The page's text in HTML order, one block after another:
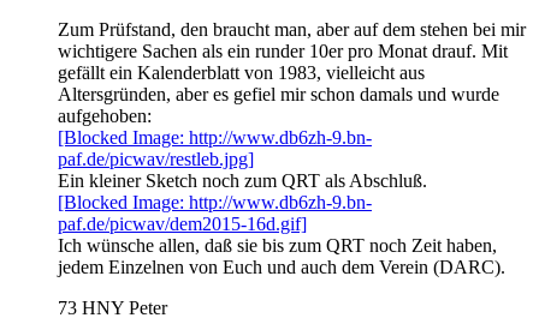
Zum Prüfstand, den braucht man, aber auf dem stehen bei mir
wichtigere Sachen als ein runder 10er pro Monat drauf. Mit
gefällt ein Kalenderblatt von 1983, vielleicht aus
Altersgründen, aber es gefiel mir schon damals und wurde
aufgehoben:
[Blocked Image: http://www.db6zh-9.bn-
paf.de/picwav/restleb.jpg]
Ein kleiner Sketch noch zum QRT als Abschluß.
[Blocked Image: http://www.db6zh-9.bn-
paf.de/picwav/dem2015-16d.gif]
Ich wünsche allen, daß sie bis zum QRT noch Zeit haben,
jedem Einzelnen von Euch und auch dem Verein (DARC).
73 HNY Peter